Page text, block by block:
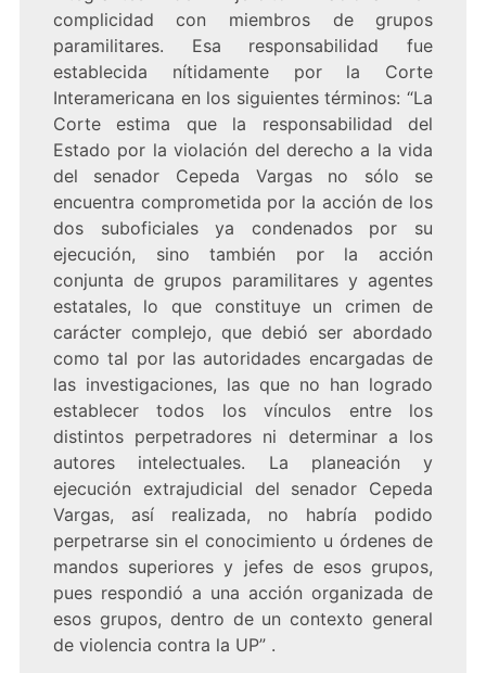
complicidad con miembros de grupos
paramilitares. Esa responsabilidad fue
establecida nítidamente por la Corte
Interamericana en los siguientes términos: “La
Corte estima que la responsabilidad del
Estado por la violación del derecho a la vida
del senador Cepeda Vargas no sólo se
encuentra comprometida por la acción de los
dos suboficiales ya condenados por su
ejecución, sino también por la acción
conjunta de grupos paramilitares y agentes
estatales, lo que constituye un crimen de
carácter complejo, que debió ser abordado
como tal por las autoridades encargadas de
las investigaciones, las que no han logrado
establecer todos los vínculos entre los
distintos perpetradores ni determinar a los
autores intelectuales. La planeación y
ejecución extrajudicial del senador Cepeda
Vargas, así realizada, no habría podido
perpetrarse sin el conocimiento u órdenes de
mandos superiores y jefes de esos grupos,
pues respondió a una acción organizada de
esos grupos, dentro de un contexto general
de violencia contra la UP” .